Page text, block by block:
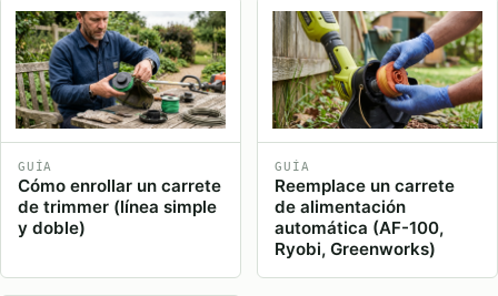
GUÍA
Cómo enrollar un carrete
de trimmer (línea simple
y doble)
GUÍA
Reemplace un carrete
de alimentación
automática (AF-100,
Ryobi, Greenworks)